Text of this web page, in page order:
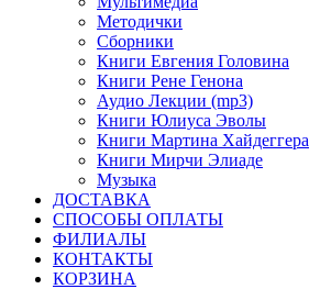
Методички
Сборники
Книги Евгения Головина
Книги Рене Генона
Аудио Лекции (mp3)
Книги Юлиуса Эволы
Книги Мартина Хайдеггера
Книги Мирчи Элиаде
Музыка
ДОСТАВКА
СПОСОБЫ ОПЛАТЫ
ФИЛИАЛЫ
КОНТАКТЫ
КОРЗИНА